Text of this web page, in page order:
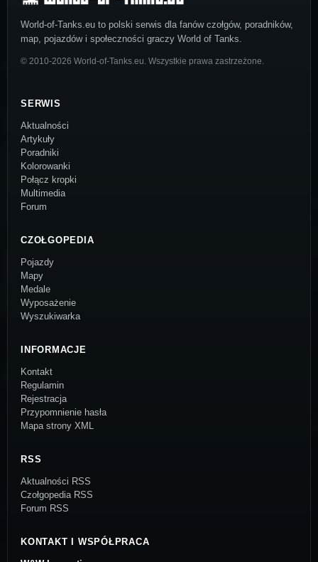
World-of-Tanks.eu to polski serwis dla fanów czołgów, poradników,
map, pojazdów i społeczności graczy World of Tanks.
© 2010-2026 World-of-Tanks.eu. Wszystkie prawa zastrzeżone.
SERWIS
Aktualności
Artykuły
Poradniki
Kolorowanki
Połącz kropki
Multimedia
Forum
CZOŁGOPEDIA
Pojazdy
Mapy
Medale
Wyposażenie
Wyszukiwarka
INFORMACJE
Kontakt
Regulamin
Rejestracja
Przypomnienie hasła
Mapa strony XML
RSS
Aktualności RSS
Czołgopedia RSS
Forum RSS
KONTAKT I WSPÓŁPRACA